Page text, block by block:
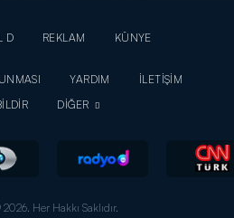
D REKLAM
KÜNYE
YARDIM
İLETİŞİM
DİĞER
Her Hakkı Saklıdır.